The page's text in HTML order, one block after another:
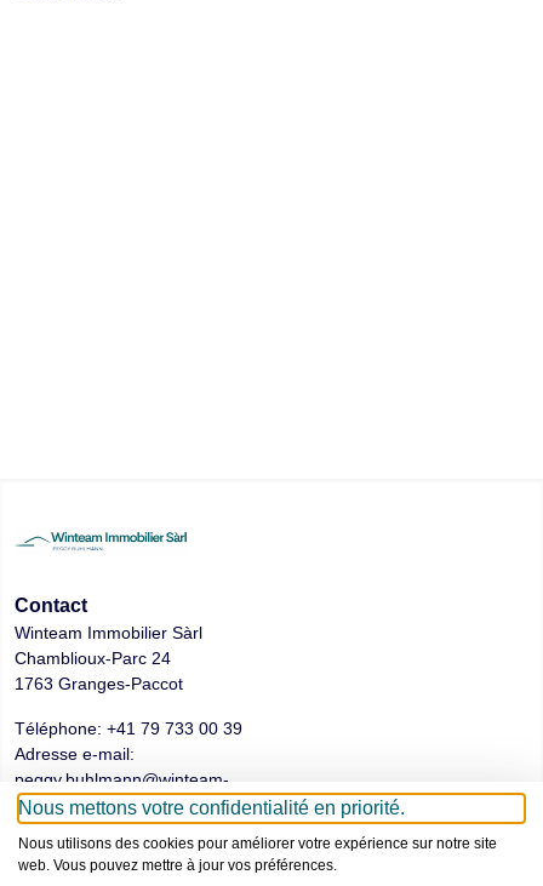
Contact
Winteam Immobilier Sàrl
Chamblioux-Parc 24
1763 Granges-Paccot
Téléphone: +41 79 733 00 39
Adresse e-mail:
peggy.buhlmann@winteam-
immobilier.ch
Nous mettons votre confidentialité en priorité.
Nous utilisons des cookies pour améliorer votre expérience sur notre site
web. Vous pouvez mettre à jour vos préférences.